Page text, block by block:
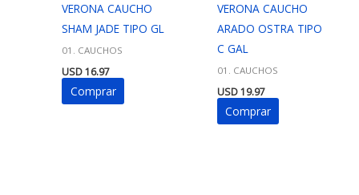
VERONA CAUCHO
SHAM JADE TIPO GL
01. CAUCHOS
USD16.97
Comprar
VERONA CAUCHO
ARADO OSTRA TIPO
C GAL
01. CAUCHOS
USD19.97
Comprar